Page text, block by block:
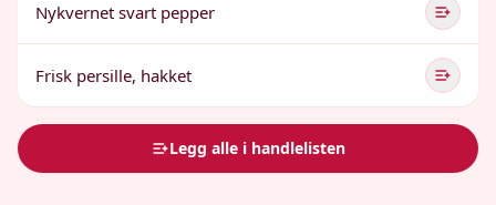
Nykvernet svart pepper
Frisk persille, hakket
Legg alle i handlelisten